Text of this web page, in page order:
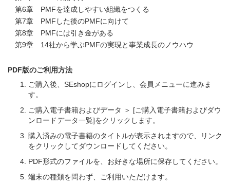
第6章 PMFを達成しやすい組織をつくる
第7章 PMFした後のPMFに向けて
第8章 PMFには引き金がある
第9章 14社から学ぶPMFの実現と事業成長のノウハウ
PDF版のご利用方法
ご購入後、SEshopにログインし、会員メニューに進みま
す。
ご購入電子書籍およびデータ ＞ [ご購入電子書籍およびダウ
ンロードデータ一覧]をクリックします。
購入済みの電子書籍のタイトルが表示されますので、リンク
をクリックしてダウンロードしてください。
PDF形式のファイルを、お好きな場所に保存してください。
端末の種類を問わず、ご利用いただけます。